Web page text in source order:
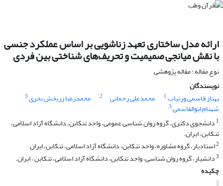
ارائه مدل ساختاری تعهد زناشویی بر اساس عملکرد جنسی
با نقش میانجی صمیمیت و تحریف‌های شناختی بین فردی
نوع مقاله : مقاله پژوهشی
نویسندگان
بهناز قاسمی ورنیاب1 محمدعلی رحمانی 2 محمدرضا زربخش بحری3
شهنام ابوالقاسمی3
1 دانشجوی دکتری، گروه روان شناسی عمومی، واحد تنکابن، دانشگاه آزاد اسلامی،
تنکابن، ایران.
2استادیار، گروه مشاوره، واحد تنکابن، دانشگاه آزاد اسلامی، تنکابن، ایران
3دانشیار، گروه روان شناسی، واحد تنکابن، دانشگاه آزاد اسلامی، تنکابن ، ایران.
چکیده